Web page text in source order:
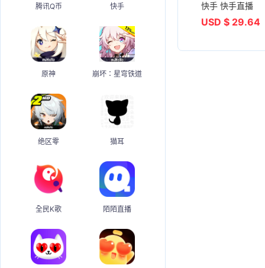
腾讯Q币 快手
原神 崩坏：星穹铁道
绝区零 猫耳
全民K歌 陌陌直播
快手 快手直播
USD $ 29.64